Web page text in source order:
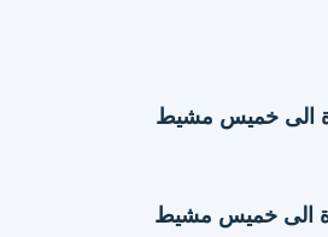
الى خميس مشيط
الى خميس مشيط